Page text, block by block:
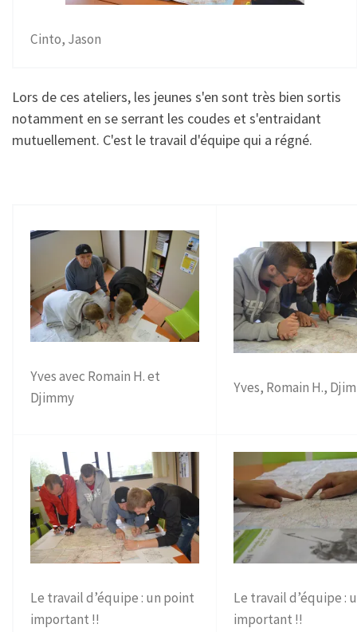
Cinto, Jason
Lors de ces ateliers, les jeunes s'en sont très bien sortis
notamment en se serrant les coudes et s'entraidant
mutuellement. C'est le travail d'équipe qui a régné.
Yves avec Romain H. et
Djimmy
Yves, Romain H.,
Le travail d’équipe : un point
important !!
Le travail d’équipe :
important !!